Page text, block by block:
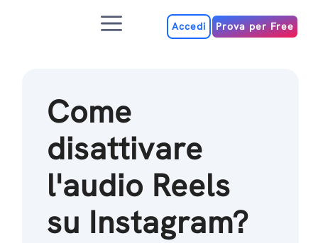
MenuAccedi Prova per Free
Come
disattivare
l'audio Reels
su Instagram?